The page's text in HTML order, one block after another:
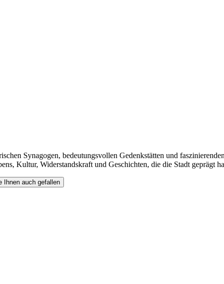
Synagogen, bedeutungsvollen Gedenkstätten und
Kultur, Widerstandskraft und Geschichten, die die Stadt geprägt
Ihnen auch gefallen